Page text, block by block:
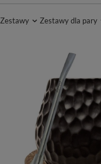
Zestawy Zestawy dla pary